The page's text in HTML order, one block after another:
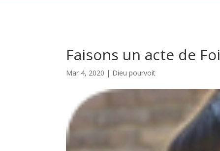
Faisons un acte de Foi
Mar 4, 2020 | Dieu pourvoit